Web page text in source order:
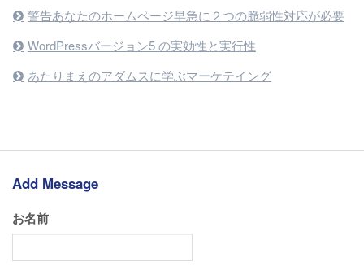
警告あなたのホームページ早急に２つの脆弱性対応が必要
WordPressバージョン5 の実効性と実行性
あたりまえのアダムスに学ぶマーケテイング
Add Message
お名前